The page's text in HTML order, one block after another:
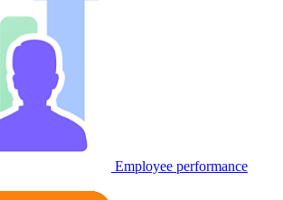
Employee performance